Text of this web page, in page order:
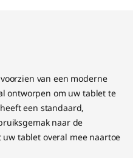
van een moderne
ontworpen om uw tablet te
een standaard,
naar de
tablet overal mee naartoe